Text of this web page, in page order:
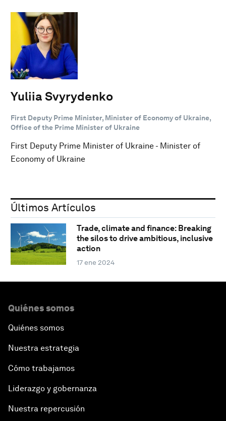
Yuliia Svyrydenko
First Deputy Prime Minister, Minister of Economy of Ukraine,
Office of the Prime Minister of Ukraine
First Deputy Prime Minister of Ukraine - Minister of
Economy of Ukraine
Últimos Artículos
Trade, climate and finance: Breaking
the silos to drive ambitious, inclusive
action
17 ene 2024
Quiénes somos
Quiénes somos
Nuestra estrategia
Cómo trabajamos
Liderazgo y gobernanza
Nuestra repercusión